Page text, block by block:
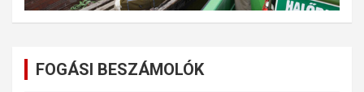
FOGÁSI BESZÁMOLÓK